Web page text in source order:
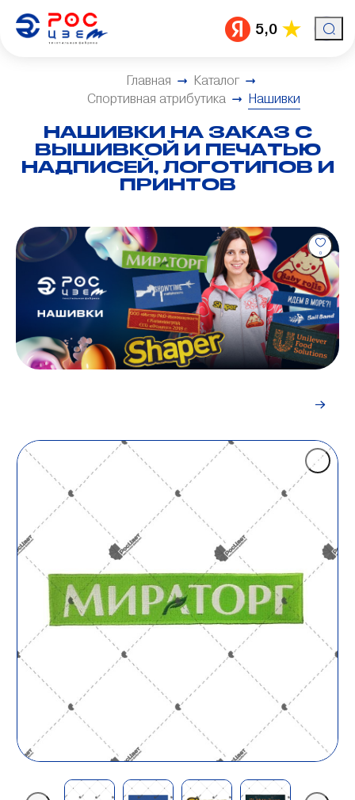
5,0
Главная
Каталог
Спортивная атрибутика
Нашивки
НАШИВКИ НА ЗАКАЗ С
ВЫШИВКОЙ И ПЕЧАТЬЮ
НАДПИСЕЙ, ЛОГОТИПОВ И
ПРИНТОВ
0